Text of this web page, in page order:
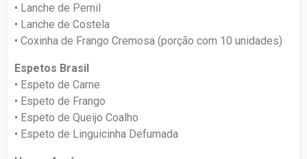
• Lanche de Pernil
• Lanche de Costela
• Coxinha de Frango Cremosa (porção com 10 unidades)
Espetos Brasil
• Espeto de Carne
• Espeto de Frango
• Espeto de Queijo Coalho
• Espeto de Linguicinha Defumada